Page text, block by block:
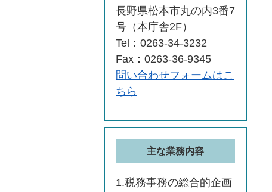
長野県松本市丸の内3番7
号（本庁舎2F）
Tel：0263-34-3232
Fax：0263-36-9345
問い合わせフォームはこ
ちら
主な業務内容
1.税務事務の総合的企画